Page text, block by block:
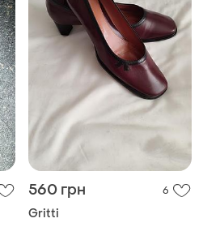
560 грн 6
Gritti